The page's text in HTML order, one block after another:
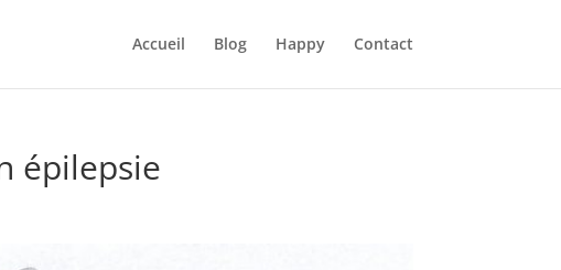
Accueil Blog Happy Contact
épilepsie